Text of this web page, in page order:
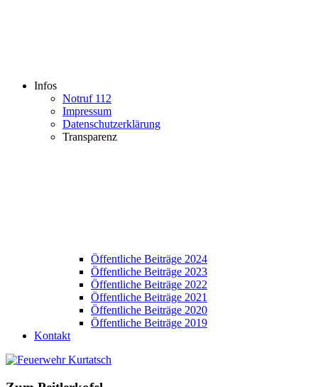
Infos
Notruf 112
Impressum
Datenschutzerklärung
Transparenz
Öffentliche Beiträge 2024
Öffentliche Beiträge 2023
Öffentliche Beiträge 2022
Öffentliche Beiträge 2021
Öffentliche Beiträge 2020
Öffentliche Beiträge 2019
Kontakt